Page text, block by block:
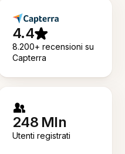
4.4
8.200+ recensioni su
Capterra
248 Mln
Utenti registrati